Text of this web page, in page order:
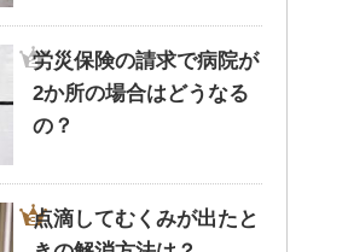
腹痛、しかも激痛・吐き気もあ
る。どんなことが考えられる？
癒しを与えてくれるメダカ。そ
労災保険の請求で病院が
2か所の場合はどうなる
の？
点滴してむくみが出たと